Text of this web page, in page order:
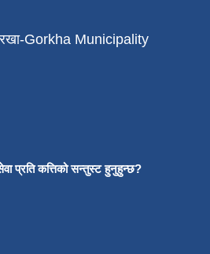
Gorkha Municipality
प्रति कत्तिको सन्तुस्ट हुनुहुन्छ?